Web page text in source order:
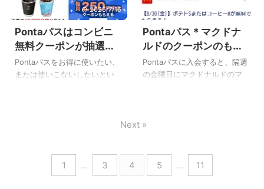
ーソンのクーポンで元を取る
毎月ローソンで使える250円オ
フクーポンがもらえます。
251円以上の会計で使うことが
ポンですね。 マクドナルドの
無料クーポンで元を取る
の下げで一時的に損益がマイ
ナスに(˃ ˂;) 三菱UFJ eスマー
ト証券)新NISA成長投資枠で日
経高配50/ETFを積立 今月の
ETF 日経高配50/ETFを毎週2
株ずつ購入しています。 だい
2025/7/16
Pontaパスはコンビニ
無料クーポンが抽選で
当たる
Pontaパスをお得に使いたい、
または使いこないしたいとい
ソンの250円OFFクーポンやマ
クドナルドの無料クーポンは
2025/12/27
Pontaパス＊マクドナ
ルドのクーポンのもら
い方使い方、何時か
ら？
Pontaパスに入会すると、隔週
の金曜日にマクドナルドのマ
ット)(180円)が無料でもらえま
ポンが発行される時間をご紹
介していきます。 マクドナル
1 … 3 4 5 … 11
Next »